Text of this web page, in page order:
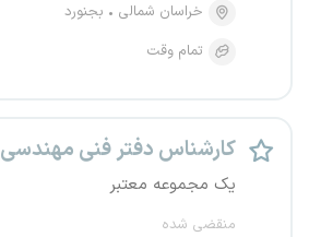
خراسان شمالی
بجنورد
تمام وقت
کارشناس دفتر فنی مهندسی
یک مجموعه معتبر
منقضی شده